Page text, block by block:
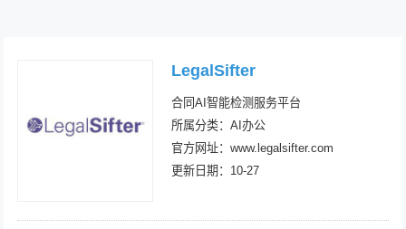
LegalSifter
合同AI智能检测服务平台
所属分类：AI办公
官方网址：www.legalsifter.com
更新日期：10-27